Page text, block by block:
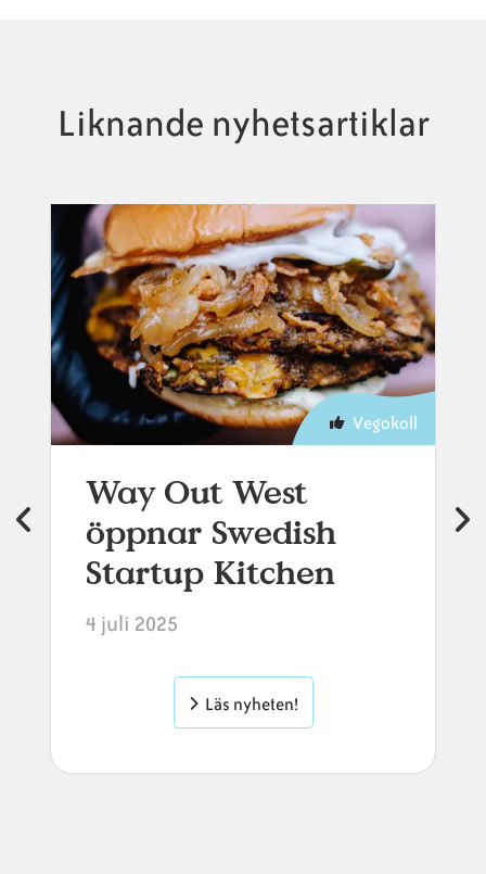
Liknande nyhetsartiklar
Vegokoll
Way Out West
öppnar Swedish
Startup Kitchen
4 juli 2025
Läs nyheten!